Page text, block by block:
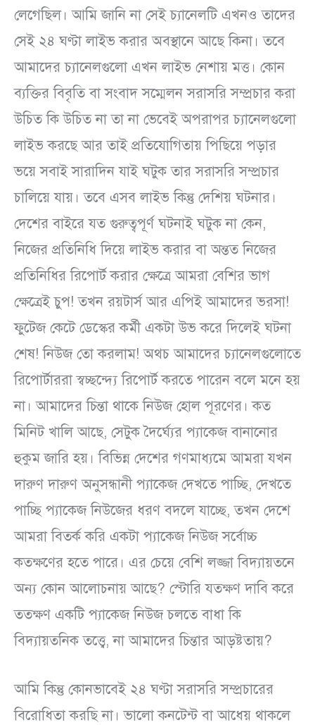
লেগেছিল। আমি জানি না সেই চ্যানেলটি এখনও তাদের
সেই ২৪ ঘণ্টা লাইভ করার অবস্থানে আছে কিনা। তবে
আমাদের চ্যানেলগুলো এখন লাইভ নেশায় মত্ত। কোন
ব্যক্তির বিবৃতি বা সংবাদ সম্মেলন সরাসরি সম্প্রচার করা
উচিত কি উচিত না তা না ভেবেই অপরাপর চ্যানেলগুলো
লাইভ করছে আর তাই প্রতিযোগিতায় পিছিয়ে পড়ার
ভয়ে সবাই সারাদিন যাই ঘটুক তার সরাসরি সম্প্রচার
চালিয়ে যায়। তবে এসব লাইভ কিন্তু দেশিয় ঘটনার।
দেশের বাইরে যত গুরুত্বপূর্ণ ঘটনাই ঘটুক না কেন,
নিজের প্রতিনিধি দিয়ে লাইভ করার বা অন্তত নিজের
প্রতিনিধির রিপোর্ট করার ক্ষেত্রে আমরা বেশির ভাগ
ক্ষেত্রেই চুপ! তখন রয়টার্স আর এপিই আমাদের ভরসা!
ফুটেজ কেটে ডেস্কের কর্মী একটা উভ করে দিলেই ঘটনা
শেষ! নিউজ তো করলাম! অথচ আমাদের চ্যানেলগুলোতে
রিপোর্টাররা স্বচ্ছন্দ্যে রিপোর্ট করতে পারেন বলে মনে হয়
না। আমাদের চিন্তা থাকে নিউজ হোল পূরণের। কত
মিনিট খালি আছে, সেটুক দৈর্ঘ্যের প্যাকেজ বানানোর
হুকুম জারি হয়। বিভিন্ন দেশের গণমাধ্যমে আমরা যখন
দারুণ দারুণ অনুসন্ধানী প্যাকেজ দেখতে পাচ্ছি, দেখতে
পাচ্ছি প্যাকেজ নিউজের ধরণ বদলে যাচ্ছে, তখন দেশে
আমরা বিতর্ক করি একটা প্যাকেজ নিউজ সর্বোচ্চ
কতক্ষণের হতে পারে। এর চেয়ে বেশি লজ্জা বিদ্যায়তনে
অন্য কোন আলোচনায় আছে? স্টোরি যতক্ষণ দাবি করে
ততক্ষণ একটি প্যাকেজ নিউজ চলতে বাধা কি
বিদ্যায়তনিক তত্ত্বে, না আমাদের চিন্তার আড়ষ্টতায়?
আমি কিন্তু কোনভাবেই ২৪ ঘণ্টা সরাসরি সম্প্রচারের
বিরোধিতা করছি না। ভালো কনটেন্ট বা আধেয় থাকলে